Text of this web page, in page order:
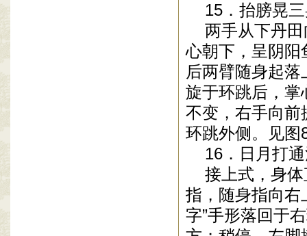
15．抬膀晃三
两手从下丹田
心朝下，呈阴阳
后两臂随身起
旋于环跳后，掌
不变，右手向前
环跳外侧。见
16．日月打通
接上式，身体
指，随身指向右
字”手形落回于